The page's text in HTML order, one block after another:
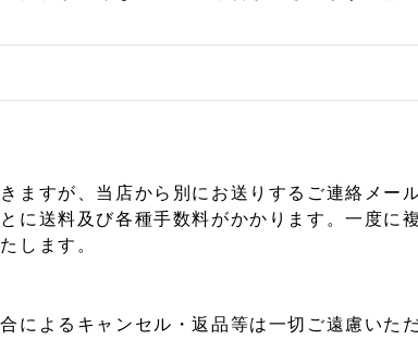
ますが、当店から別にお送りするご連絡メー
に送料及び各種手数料がかかります。一度に
します。
によるキャンセル・返品等は一切ご遠慮いた